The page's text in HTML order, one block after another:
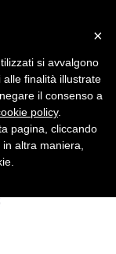
difetto
al
di
×
si avvalgono
finalità illustrate
il consenso a
policy.
pagina, cliccando
altra maniera,